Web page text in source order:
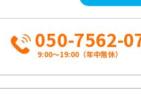
050-7562-
9:00～19:00（年中無休）